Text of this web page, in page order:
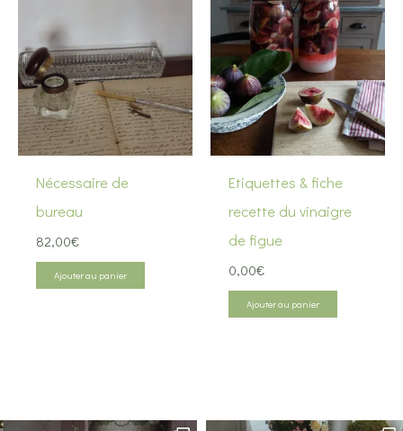
Nécessaire de
bureau
82,00€
Ajouter au panier
Etiquettes & fiche
recette du vinaigre
de figue
0,00€
Ajouter au panier